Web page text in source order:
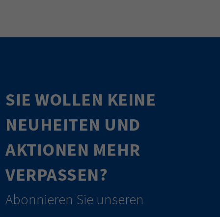
SIE WOLLEN KEINE
NEUHEITEN UND
AKTIONEN MEHR
VERPASSEN?
Abonnieren Sie unseren